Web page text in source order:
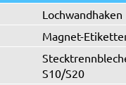
Lochwandhaken
Magnet-
S10/S20